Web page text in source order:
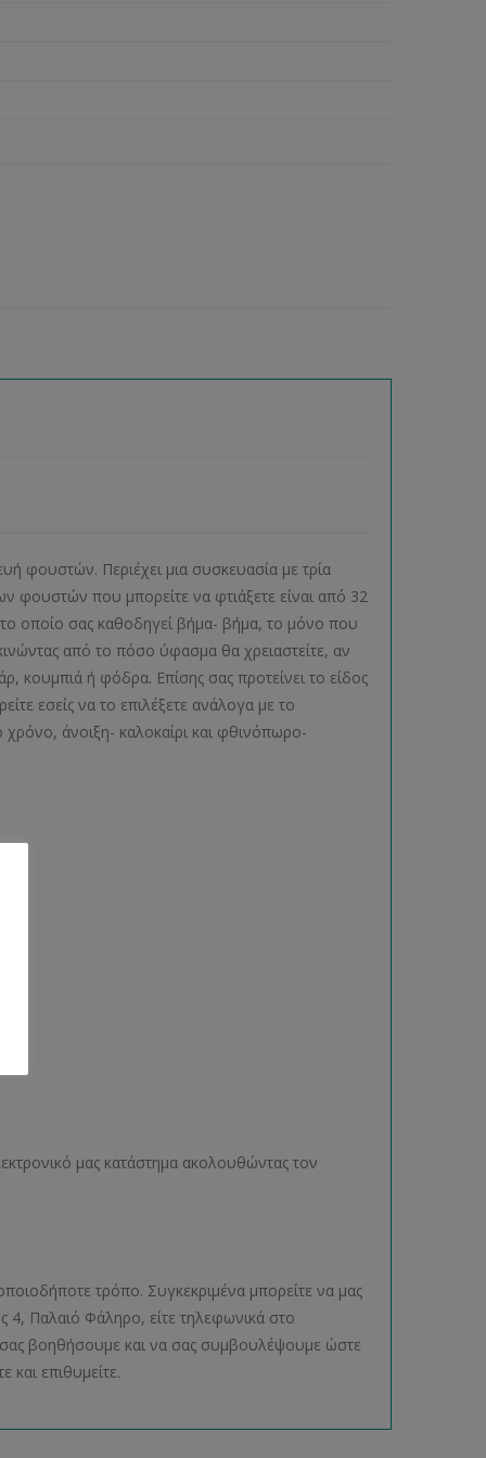
φουστών. Περιέχει μια συσκευασία με τρία
φουστών που μπορείτε να φτιάξετε είναι από 32
οποίο σας καθοδηγεί βήμα- βήμα, το μόνο που
από το πόσο ύφασμα θα χρειαστείτε, αν
κουμπιά ή φόδρα. Επίσης σας προτείνει το είδος
εσείς να το επιλέξετε ανάλογα με το
άνοιξη- καλοκαίρι και φθινόπωρο-
μας κατάστημα ακολουθώντας τον
τρόπο. Συγκεκριμένα μπορείτε να μας
4, Παλαιό Φάληρο, είτε τηλεφωνικά στο
σας βοηθήσουμε και να σας συμβουλέψουμε ώστε
και επιθυμείτε.